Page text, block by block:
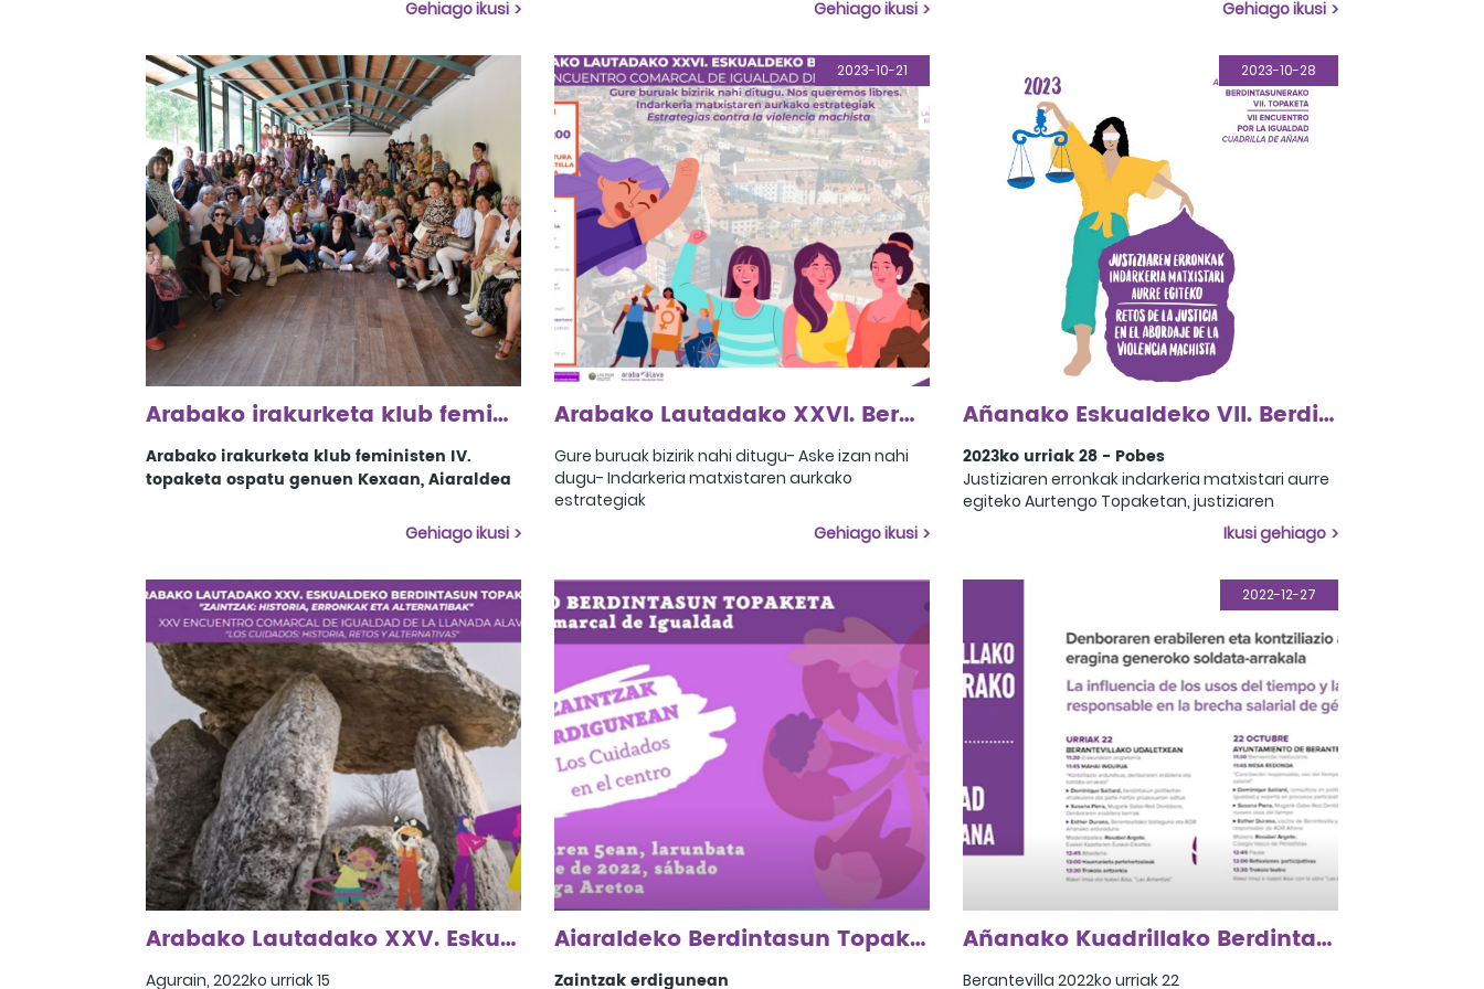
Gehiago ikusi
"Orgullosas - Zuetaz harro" kanpainari aurpegia
Gehiago ikusi Gehiago ikusi
Arabako irakurketa klub feministen IV. topaketa ospatu genuen Kexaan, Aiaraldea
Arabako irakurketa klub feministen IV.
topaketa ospatu genuen Kexaan, Aiaraldea
Gehiago ikusi
2023-10-21
Arabako Lautadako XXVI. Berdintasun Topaketa
Gure buruak bizirik nahi ditugu- Aske izan nahi
dugu- Indarkeria matxistaren aurkako
estrategiak
Gehiago ikusi
2023-10-28
Añanako Eskualdeko VII. Berdintasun Topaketa
2023ko urriak 28 - Pobes
Justiziaren erronkak indarkeria matxistari aurre
egiteko Aurtengo Topaketan, justiziaren
erronkak hainbat ikuspegitatik aztertzea da
gure helburua. Biktimen beharrei heldu nahi
eredua aztertu. Galdera hau proposatzen
dugu: Zer aldaketa egin beharko lirateke
ikuspegi feministatik arreta integrala lortzeko?
Ikusi gehiago
Arabako Lautadako XXV. Eskualdeko Berdintasun Topaketa
Agurain, 2022ko urriak 15
Aiaraldeko Berdintasun Topaketa 2022
Zaintzak erdigunean
2022-12-27
Añanako Kuadrillako Berdintasunerako VI. topaketa
Berantevilla 2022ko urriak 22